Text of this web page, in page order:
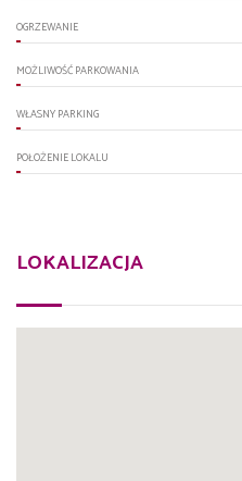
OGRZEWANIE
MOŻLIWOŚĆ PARKOWANIA
WŁASNY PARKING
POŁOŻENIE LOKALU
LOKALIZACJA